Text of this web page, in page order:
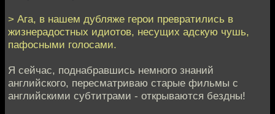
> Ага, в нашем дубляже герои превратились в
жизнерадостных идиотов, несущих адскую чушь,
пафосными голосами.
Я сейчас, поднабравшись немного знаний
английского, пересматриваю старые фильмы с
английскими субтитрами - открываются бездны!